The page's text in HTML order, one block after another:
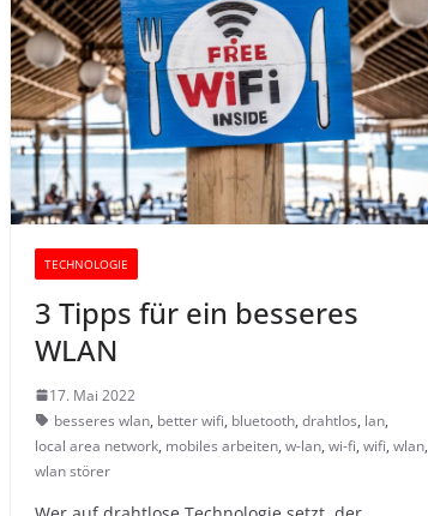
TECHNOLOGIE
3 Tipps für ein besseres
WLAN
17. Mai 2022
besseres wlan, better wifi, bluetooth, drahtlos, lan,
local area network, mobiles arbeiten, w-lan, wi-fi, wifi, wlan,
wlan störer